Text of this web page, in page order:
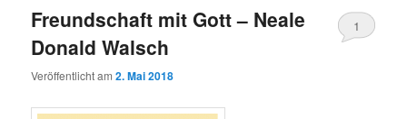
Freundschaft mit Gott – Neale
Donald Walsch
Veröffentlicht am2. Mai 2018
1